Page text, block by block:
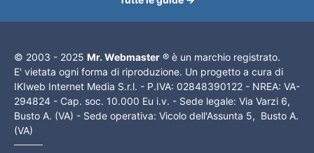
© 2003 - 2025 Mr. Webmaster ® è un marchio registrato.
E' vietata ogni forma di riproduzione. Un progetto a cura di
IKIweb Internet Media S.r.l. - P.IVA: 02848390122 - NREA: VA-
294824 - Cap. soc. 10.000 Eu i.v. - Sede legale: Via Varzi 6,
Busto A. (VA) - Sede operativa: Vicolo dell'Assunta 5, Busto A.
(VA)